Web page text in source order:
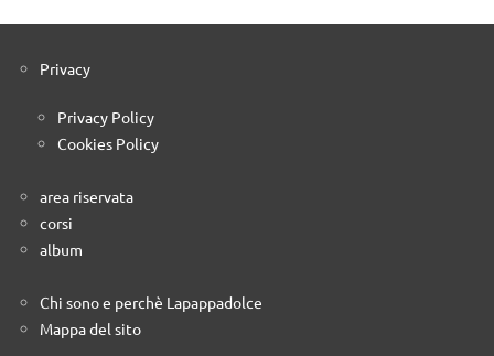
Privacy
Privacy Policy
Cookies Policy
area riservata
corsi
album
Chi sono e perchè Lapappadolce
Mappa del sito